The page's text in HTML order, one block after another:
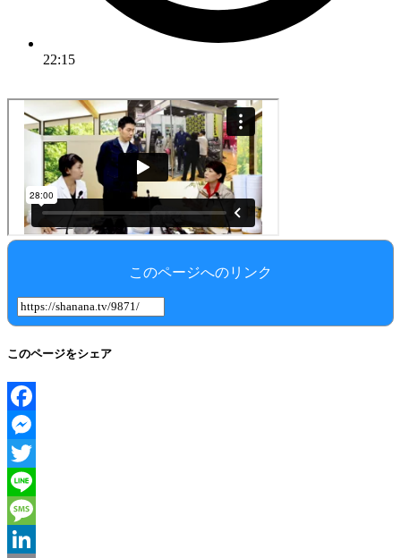
22:15
このページへのリンク
このページをシェア
Facebook
Messenger
Twitter
Line
Message